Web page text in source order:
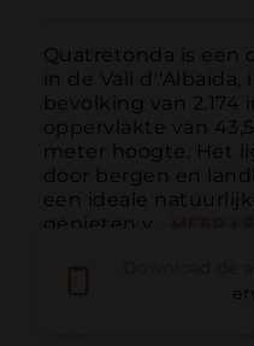
Quatretonda is een
in de Vall
bevolking van 2.174
oppervlakte van
meter hoogte. Het
door bergen en
een ideale
genieten v...